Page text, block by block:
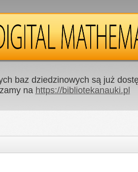
baz dziedzinowych są już
na https://bibliotekanauki.pl